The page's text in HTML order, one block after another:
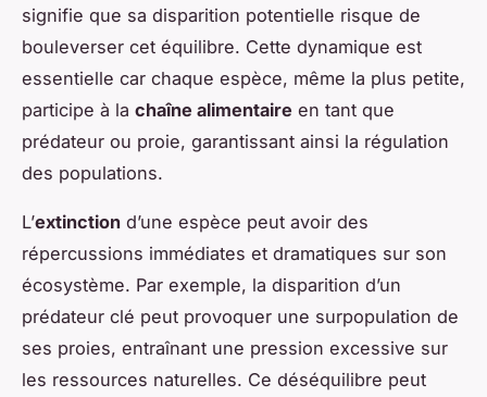
signifie que sa disparition potentielle risque de
bouleverser cet équilibre. Cette dynamique est
essentielle car chaque espèce, même la plus petite,
participe à la chaîne alimentaire en tant que
prédateur ou proie, garantissant ainsi la régulation
des populations.
L’extinction d’une espèce peut avoir des
répercussions immédiates et dramatiques sur son
écosystème. Par exemple, la disparition d’un
prédateur clé peut provoquer une surpopulation de
ses proies, entraînant une pression excessive sur
les ressources naturelles. Ce déséquilibre peut